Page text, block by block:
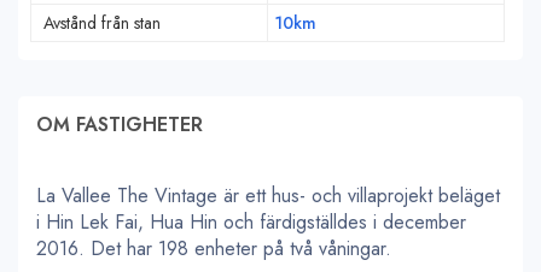
Avstånd från stan
10km
OM FASTIGHETER
La Vallee The Vintage är ett hus- och villaprojekt beläget
i Hin Lek Fai, Hua Hin och färdigställdes i december
2016. Det har 198 enheter på två våningar.